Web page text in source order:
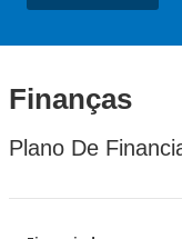
Finanças
Plano De